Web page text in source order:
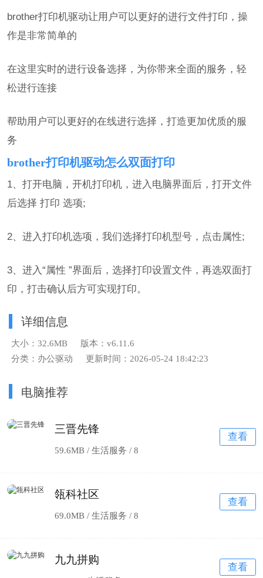
brother打印机驱动让用户可以更好的进行文件打印，操
作是非常简单的
在这里实时的进行设备选择，为你带来全面的服务，轻
松进行连接
帮助用户可以更好的在线进行选择，打造更加优质的服
务
brother打印机驱动怎么双面打印
1、打开电脑，开机打印机，进入电脑界面后，打开文件
后选择 打印 选项;
2、进入打印机选项，我们选择打印机型号，点击属性;
3、进入“属性 ”界面后，选择打印设置文件，再选双面打
印，打击确认后方可实现打印。
详细信息
大小：32.6MB
版本：v6.11.6
分类：办公驱动
更新时间：2026-05-24 18:42:23
电脑推荐
三晋先锋
59.6MB / 生活服务 /8
查看
瓴科社区
69.0MB / 生活服务 /8
查看
九九拼购
查看